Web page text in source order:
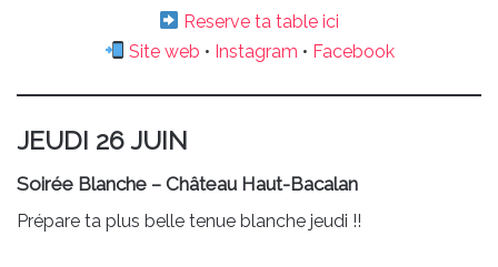
Reserve ta table ici
Site web • Instagram • Facebook
JEUDI 26 JUIN
Soirée Blanche – Château Haut-Bacalan
Prépare ta plus belle tenue blanche jeudi !!